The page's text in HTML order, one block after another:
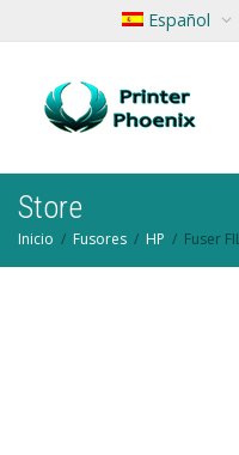
Español
Store
Inicio Fusores HP Fuser